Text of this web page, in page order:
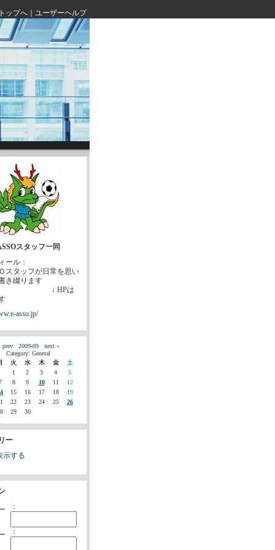
ップへ ユーザーヘルプ
スタッフ一同
ール：
スタッフが日常を思い
き綴ります
HPは
asso.jp/
prev 2009-09
next »
Category: General
火 水 木 金
土
1
2 3 4
5
8 9 10 11
12
15 16 17 18
19
22 23 24 25
26
29 30
ー
示する
：
：